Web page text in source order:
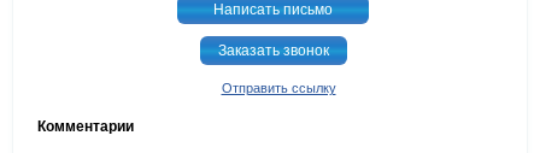
Написать письмо
Заказать звонок
Отправить ссылку
Комментарии